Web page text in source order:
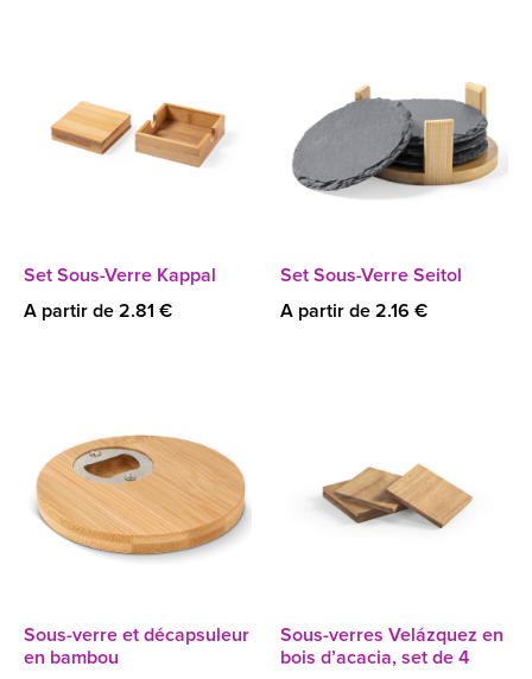
Set Sous-Verre Kappal
A partir de 2.81 €
Set Sous-Verre Seitol
A partir de 2.16 €
Sous-verre et décapsuleur
en bambou
Sous-verres Velázquez en
bois d’acacia, set de 4